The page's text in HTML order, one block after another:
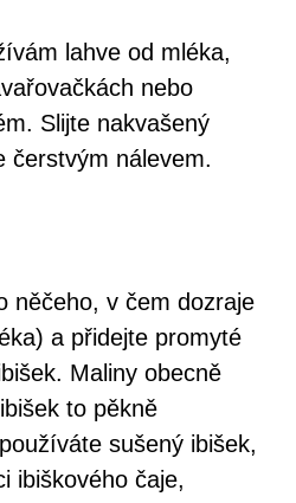
lahve od mléka,
nebo
Slijte nakvašený
čerstvým nálevem.
něčeho, v čem dozraje
a přidejte promyté
Maliny obecně
to pěkně
sušený ibišek,
ibiškového čaje,